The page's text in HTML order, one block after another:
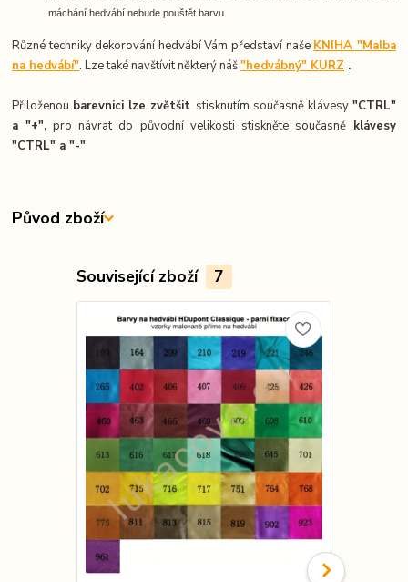
máchání hedvábí nebude pouštět barvu.
Různé techniky dekorování hedvábí Vám představí naše KNIHA "Malba
na hedvábí". Lze také navštívit některý náš"hedvábný" KURZ .
Přiloženou barevnici lze zvětšit stisknutím současně klávesy "CTRL"
a "+", pro návrat do původní velikosti stiskněte současněklávesy
"CTRL" a "-"
Původ zboží
Související zboží 7